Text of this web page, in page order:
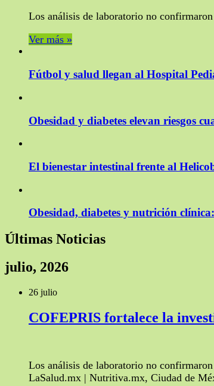
Los análisis de laboratorio no
Ver más »
Fútbol y salud llegan al Hospital
Obesidad y diabetes elevan riesgos
El bienestar intestinal frente al
Obesidad, diabetes y nutrición
Últimas Noticias
julio, 2026
26 julio
COFEPRIS fortalece la
Los análisis de laboratorio no
LaSalud.mx | Nutritiva.mx, Ciudad de